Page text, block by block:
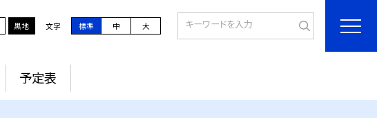
黒地 文字 標準 中 大
予定表